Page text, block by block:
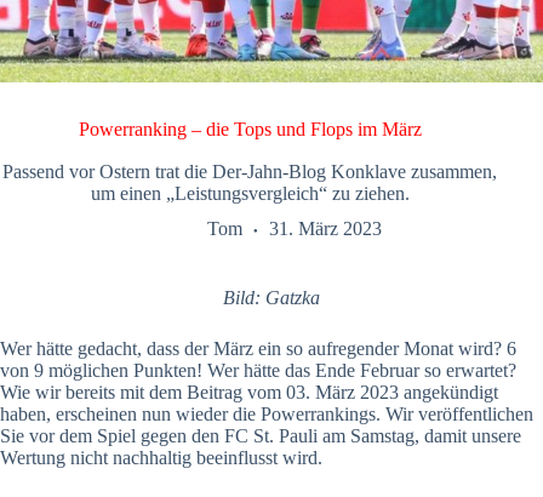
Powerranking – die Tops und Flops im März
Passend vor Ostern trat die Der-Jahn-Blog Konklave zusammen,
um einen „Leistungsvergleich“ zu ziehen.
Tom
31. März 2023
Bild: Gatzka
Wer hätte gedacht, dass der März ein so aufregender Monat wird? 6
von 9 möglichen Punkten! Wer hätte das Ende Februar so erwartet?
Wie wir bereits mit dem Beitrag vom 03. März 2023 angekündigt
haben, erscheinen nun wieder die Powerrankings. Wir veröffentlichen
Sie vor dem Spiel gegen den FC St. Pauli am Samstag, damit unsere
Wertung nicht nachhaltig beeinflusst wird.